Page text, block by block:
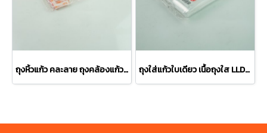
ถุงหิ้วแก้ว คละลาย ถุงคล้องแก้วปาก 95 mm ถุงใส่แก้วใบเดียว เนื้อถุงใส LLDPE 4x14 นิ้ว